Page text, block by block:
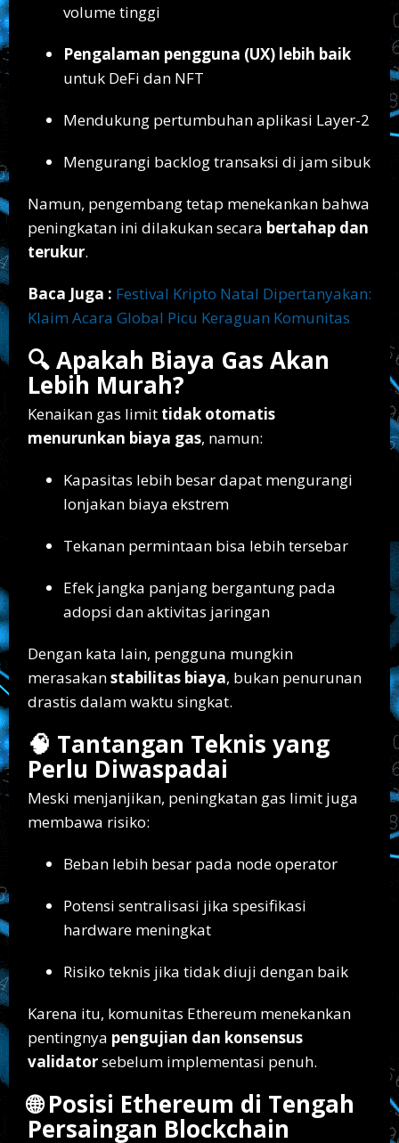
volume tinggi
Pengalaman pengguna (UX) lebih baik
untuk DeFi dan NFT
Mendukung pertumbuhan aplikasi Layer-2
Mengurangi backlog transaksi di jam sibuk
Namun, pengembang tetap menekankan bahwa
peningkatan ini dilakukan secara bertahap dan
terukur.
Baca Juga : Festival Kripto Natal Dipertanyakan:
Klaim Acara Global Picu Keraguan Komunitas
🔍 Apakah Biaya Gas Akan
Lebih Murah?
Kenaikan gas limit tidak otomatis
menurunkan biaya gas, namun:
Kapasitas lebih besar dapat mengurangi
lonjakan biaya ekstrem
Tekanan permintaan bisa lebih tersebar
Efek jangka panjang bergantung pada
adopsi dan aktivitas jaringan
Dengan kata lain, pengguna mungkin
merasakanstabilitas biaya, bukan penurunan
drastis dalam waktu singkat.
🧠 Tantangan Teknis yang
Perlu Diwaspadai
Meski menjanjikan, peningkatan gas limit juga
membawa risiko:
Beban lebih besar pada node operator
Potensi sentralisasi jika spesifikasi
hardware meningkat
Risiko teknis jika tidak diuji dengan baik
Karena itu, komunitas Ethereum menekankan
pentingnya pengujian dan konsensus
validatorsebelum implementasi penuh.
🌐 Posisi Ethereum di Tengah
Persaingan Blockchain